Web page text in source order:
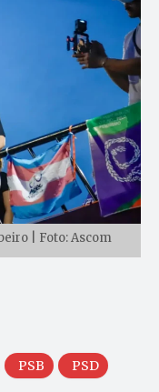
| Foto: Ascom
PSB
PSD